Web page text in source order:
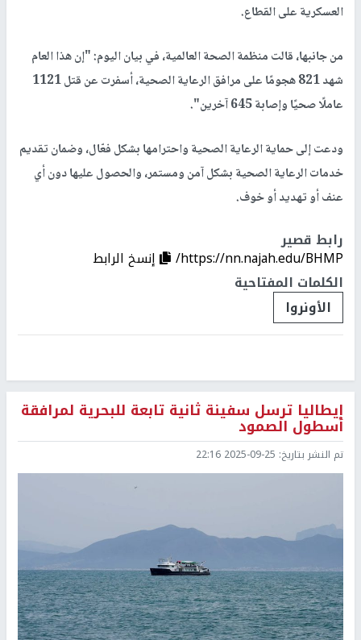
العسكرية على القطاع.
من جانبها، قالت منظمة الصحة العالمية، في بيان اليوم: "إن هذا العام
شهد 821 هجومًا على مرافق الرعاية الصحية، أسفرت عن قتل 1121
عاملًا صحيًا وإصابة 645 آخرين".
ودعت إلى حماية الرعاية الصحية واحترامها بشكل فعّال، وضمان تقديم
خدمات الرعاية الصحية بشكل آمن ومستمر، والحصول عليها دون أي
عنف أو تهديد أو خوف.
رابط قصير
https://nn.najah.edu/BHMP/
إنسخ الرابط
الكلمات المفتاحية
الأونروا
إيطاليا ترسل سفينة ثانية تابعة للبحرية لمرافقة
أسطول الصمود
تم النشر بتاريخ: 2025-09-25 22:16